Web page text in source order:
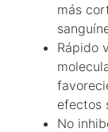
más
Rápido
efectos
No